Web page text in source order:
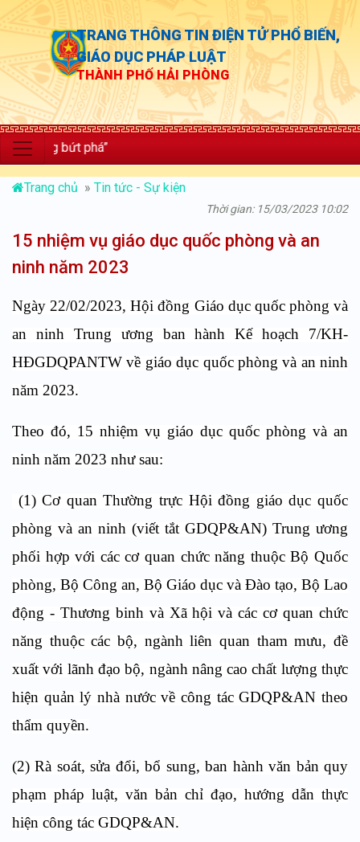
TRANG THÔNG TIN ĐIỆN TỬ PHỔ BIẾN,
GIÁO DỤC PHÁP LUẬT
THÀNH PHỐ HẢI PHÒNG
bứt phá”
Trang chủ » Tin tức - Sự kiện
Thời gian: 15/03/2023 10:02
15 nhiệm vụ giáo dục quốc phòng và an
ninh năm 2023
Ngày 22/02/2023, Hội đồng Giáo dục quốc phòng và
an ninh Trung ương ban hành Kế hoạch 7/KH-
HĐGDQPANTW về giáo dục quốc phòng và an ninh
năm 2023.
Theo đó, 15 nhiệm vụ giáo dục quốc phòng và an
ninh năm 2023 như sau:
(1) Cơ quan Thường trực Hội đồng giáo dục quốc
phòng và an ninh (viết tắt GDQP&AN) Trung ương
phối hợp với các cơ quan chức năng thuộc Bộ Quốc
phòng, Bộ Công an, Bộ Giáo dục và Đào tạo, Bộ Lao
động - Thương binh và Xã hội và các cơ quan chức
năng thuộc các bộ, ngành liên quan tham mưu, đề
xuất với lãnh đạo bộ, ngành nâng cao chất lượng thực
hiện quản lý nhà nước về công tác GDQP&AN theo
thẩm quyền.
(2) Rà soát, sửa đổi, bổ sung, ban hành văn bản quy
phạm pháp luật, văn bản chỉ đạo, hướng dẫn thực
hiện công tác GDQP&AN.